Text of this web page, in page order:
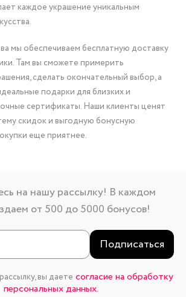
каждое украшение уникальным
мы обеспечиваем бесплатную доставку
Там вы сможете примерить
сделать окончательный выбор, а
подарки для близких и
сертификаты. Наши клиенты ценят
скидок и выгодную бонусную
еще приятнее.
на нашу рассылку! В каждом
от 500 до 5000 бонусов!
Подписаться
вы даете согласие на обработку
персональных данных.